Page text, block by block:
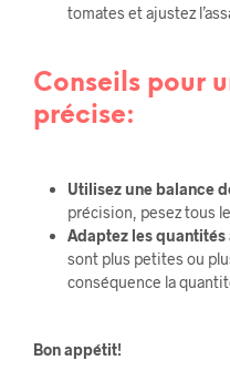
tomates et ajustez
Conseils pour
précise:
Utilisez une balance
précision, pesez tous
Adaptez les quantités
sont plus petites ou
conséquence la
Bon appétit!